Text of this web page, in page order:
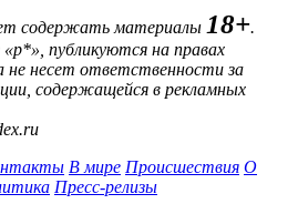
содержать материалы 18+.
публикуются на правах
не несет ответственности за
содержащейся в рекламных
В мире Происшествия О
Пресс-релизы